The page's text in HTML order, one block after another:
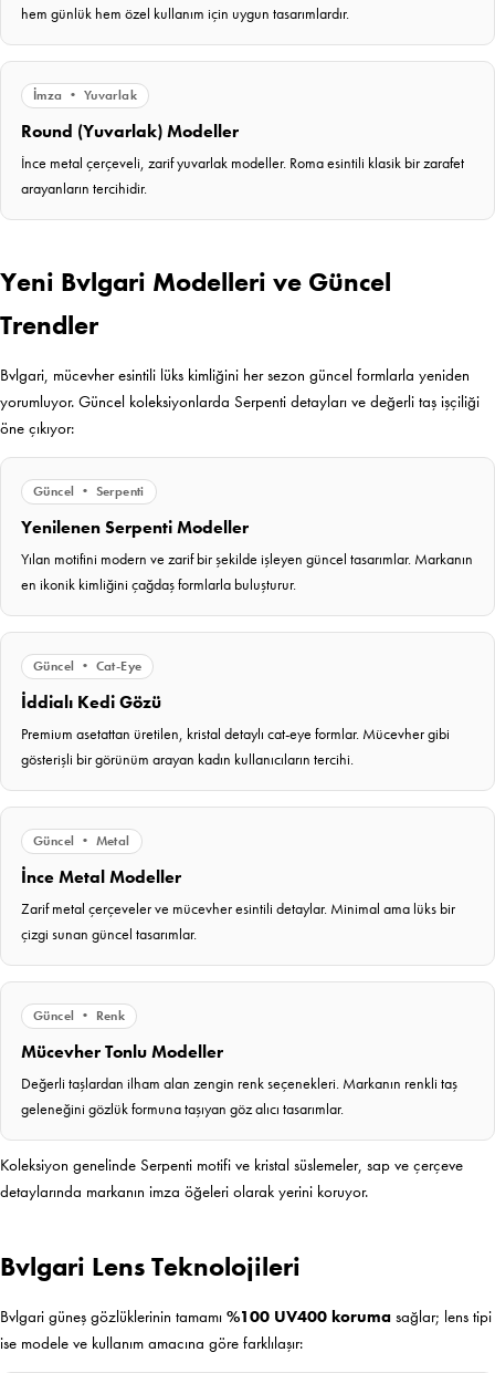
hem günlük hem özel kullanım için uygun tasarımlardır.
İmza • Yuvarlak
Round (Yuvarlak) Modeller
İnce metal çerçeveli, zarif yuvarlak modeller. Roma esintili klasik bir zarafet
arayanların tercihidir.
Yeni Bvlgari Modelleri ve Güncel
Trendler
Bvlgari, mücevher esintili lüks kimliğini her sezon güncel formlarla yeniden
yorumluyor. Güncel koleksiyonlarda Serpenti detayları ve değerli taş işçiliği
öne çıkıyor:
Güncel • Serpenti
Yenilenen Serpenti Modeller
Yılan motifini modern ve zarif bir şekilde işleyen güncel tasarımlar. Markanın
en ikonik kimliğini çağdaş formlarla buluşturur.
Güncel • Cat-Eye
İddialı Kedi Gözü
Premium asetattan üretilen, kristal detaylı cat-eye formlar. Mücevher gibi
gösterişli bir görünüm arayan kadın kullanıcıların tercihi.
Güncel • Metal
İnce Metal Modeller
Zarif metal çerçeveler ve mücevher esintili detaylar. Minimal ama lüks bir
çizgi sunan güncel tasarımlar.
Güncel • Renk
Mücevher Tonlu Modeller
Değerli taşlardan ilham alan zengin renk seçenekleri. Markanın renkli taş
geleneğini gözlük formuna taşıyan göz alıcı tasarımlar.
Koleksiyon genelinde Serpenti motifi ve kristal süslemeler, sap ve çerçeve
detaylarında markanın imza öğeleri olarak yerini koruyor.
Bvlgari Lens Teknolojileri
Bvlgari güneş gözlüklerinin tamamı %100 UV400 koruma sağlar; lens tipi
ise modele ve kullanım amacına göre farklılaşır: